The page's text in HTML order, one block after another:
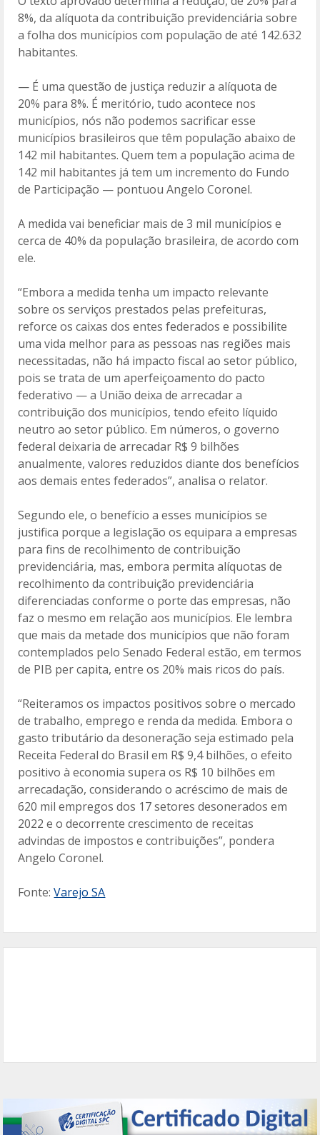
8%, da alíquota da contribuição previdenciária sobre
a folha dos municípios com população de até 142.632
habitantes.
— É uma questão de justiça reduzir a alíquota de
20% para 8%. É meritório, tudo acontece nos
municípios, nós não podemos sacrificar esse
municípios brasileiros que têm população abaixo de
142 mil habitantes. Quem tem a população acima de
142 mil habitantes já tem um incremento do Fundo
de Participação — pontuou Angelo Coronel.
A medida vai beneficiar mais de 3 mil municípios e
cerca de 40% da população brasileira, de acordo com
ele.
“Embora a medida tenha um impacto relevante
sobre os serviços prestados pelas prefeituras,
reforce os caixas dos entes federados e possibilite
uma vida melhor para as pessoas nas regiões mais
necessitadas, não há impacto fiscal ao setor público,
pois se trata de um aperfeiçoamento do pacto
federativo — a União deixa de arrecadar a
contribuição dos municípios, tendo efeito líquido
neutro ao setor público. Em números, o governo
federal deixaria de arrecadar R$ 9 bilhões
anualmente, valores reduzidos diante dos benefícios
aos demais entes federados”, analisa o relator.
Segundo ele, o benefício a esses municípios se
justifica porque a legislação os equipara a empresas
para fins de recolhimento de contribuição
previdenciária, mas, embora permita alíquotas de
recolhimento da contribuição previdenciária
diferenciadas conforme o porte das empresas, não
faz o mesmo em relação aos municípios. Ele lembra
que mais da metade dos municípios que não foram
contemplados pelo Senado Federal estão, em termos
de PIB per capita, entre os 20% mais ricos do país.
“Reiteramos os impactos positivos sobre o mercado
de trabalho, emprego e renda da medida. Embora o
gasto tributário da desoneração seja estimado pela
Receita Federal do Brasil em R$ 9,4 bilhões, o efeito
positivo à economia supera os R$ 10 bilhões em
arrecadação, considerando o acréscimo de mais de
620 mil empregos dos 17 setores desonerados em
2022 e o decorrente crescimento de receitas
advindas de impostos e contribuições”, pondera
Angelo Coronel.
Fonte:Varejo SA